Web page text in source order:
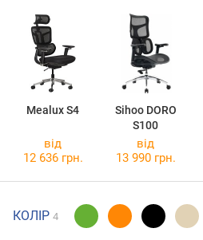
Mealux S4
Sihoo DORO
S100
від
12 636 грн.
від
13 990 грн.
КОЛІР 4